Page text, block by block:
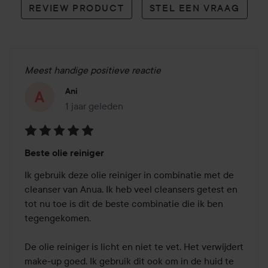
REVIEW PRODUCT STEL EEN VRAAG
Meest handige positieve reactie
Ani
1 jaar geleden
Het bericht is gemaakt 1 jaar geleden
5
van
de
5
Beste olie reiniger
Ik gebruik deze olie reiniger in combinatie met de
cleanser van Anua. Ik heb veel cleansers getest en
tot nu toe is dit de beste combinatie die ik ben
tegengekomen.
De olie reiniger is licht en niet te vet. Het verwijdert
make-up goed. Ik gebruik dit ook om in de huid te